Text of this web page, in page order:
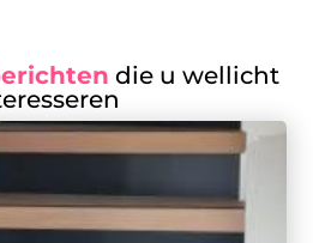
die u wellicht